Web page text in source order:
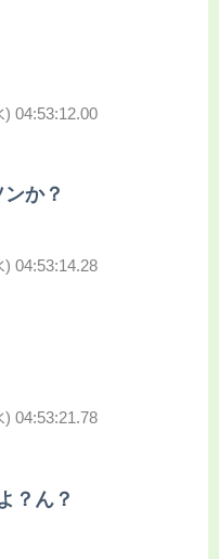
) 04:53:12.00
か？
) 04:53:14.28
) 04:53:21.78
？ん？